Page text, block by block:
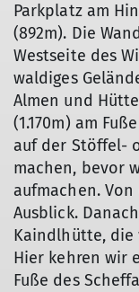
Parkplatz am
(892m). Die
Westseite des
waldiges
Almen und
(1.170m) am
auf der Stöffel-
machen, bevor
aufmachen.
Ausblick.
Kaindlhütte, die
Hier kehren wir
Fuße des